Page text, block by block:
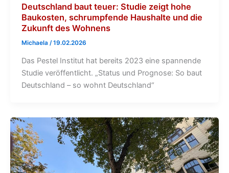
Deutschland baut teuer: Studie zeigt hohe
Baukosten, schrumpfende Haushalte und die
Zukunft des Wohnens
Michaela /19.02.2026
Das Pestel Institut hat bereits 2023 eine spannende
Studie veröffentlicht. „Status und Prognose: So baut
Deutschland – so wohnt Deutschland“